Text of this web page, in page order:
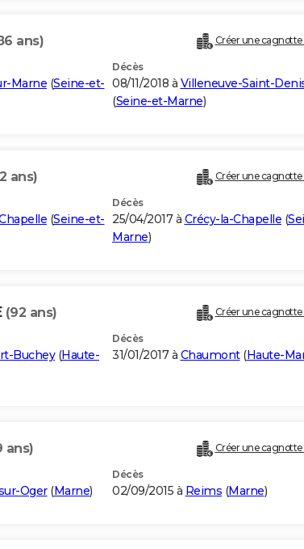
ans) Créer une cagnotte
Marne (Seine-et-
Décès
08/11/2018 à Villeneuve-Saint-
(Seine-et-Marne)
ans) Créer une cagnotte
(Seine-et-
Décès
25/04/2017 à Crécy-la-Chapelle (
Marne)
(92 ans) Créer une cagnotte
Buchey(Haute-
Décès
31/01/2017 à Chaumont(Haute-
ans) Créer une cagnotte
Oger(Marne)
Décès
02/09/2015 à Reims (Marne)